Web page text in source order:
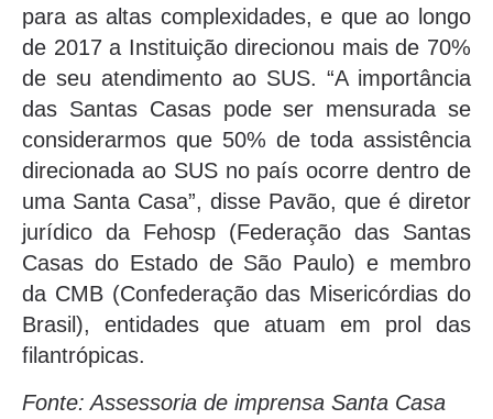
para as altas complexidades, e que ao longo
de 2017 a Instituição direcionou mais de 70%
de seu atendimento ao SUS. “A importância
das Santas Casas pode ser mensurada se
considerarmos que 50% de toda assistência
direcionada ao SUS no país ocorre dentro de
uma Santa Casa”, disse Pavão, que é diretor
jurídico da Fehosp (Federação das Santas
Casas do Estado de São Paulo) e membro
da CMB (Confederação das Misericórdias do
Brasil), entidades que atuam em prol das
filantrópicas.
Fonte: Assessoria de imprensa Santa Casa